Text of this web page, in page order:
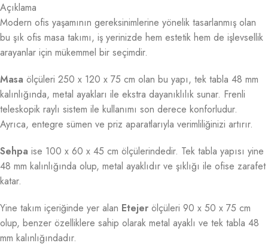
Açıklama
Modern ofis yaşamının gereksinimlerine yönelik tasarlanmış olan
bu şık ofis masa takımı, iş yerinizde hem estetik hem de işlevsellik
arayanlar için mükemmel bir seçimdir.
Masa ölçüleri 250 x 120 x 75 cm olan bu yapı, tek tabla 48 mm
kalınlığında, metal ayakları ile ekstra dayanıklılık sunar. Frenli
teleskopik raylı sistem ile kullanımı son derece konforludur.
Ayrıca, entegre sümen ve priz aparatlarıyla verimliliğinizi artırır.
Sehpa ise 100 x 60 x 45 cm ölçülerindedir. Tek tabla yapısı yine
48 mm kalınlığında olup, metal ayaklıdır ve şıklığı ile ofise zarafet
katar.
Yine takım içeriğinde yer alan Etejer ölçüleri 90 x 50 x 75 cm
olup, benzer özelliklere sahip olarak metal ayaklı ve tek tabla 48
mm kalınlığındadır.